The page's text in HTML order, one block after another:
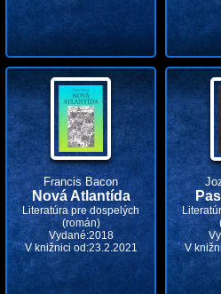
Francis Bacon
Nová Atlantída
Literatúra pre dospelých
(román)
Vydané:2018
V knižnici od:23.2.2021
V